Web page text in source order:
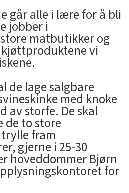
går alle i lære for å bli
jobber i
matbutikker og
vi
de lage salgbare
med knoke
av storfe. De skal
de to store
fram
gjerne i 25-30
hoveddommer Bjørn
for